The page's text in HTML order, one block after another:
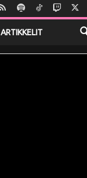
ARTIKKELIT